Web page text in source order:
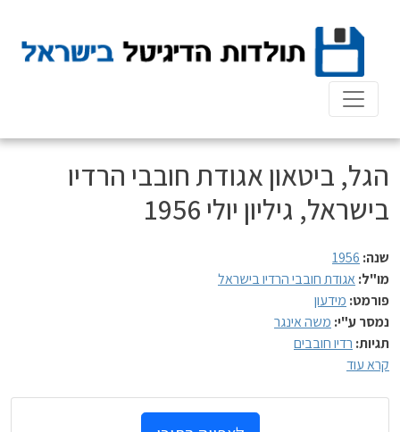
content
הגל, ביטאון אגודת חובבי הרדיו
בישראל, גיליון יולי 1956
שנה: 1956
מו"ל: אגודת חובבי הרדיו בישראל
פורמט: מידעון
נמסר ע"י: משה אינגר
תגיות: רדיו חובבים
קרא עוד